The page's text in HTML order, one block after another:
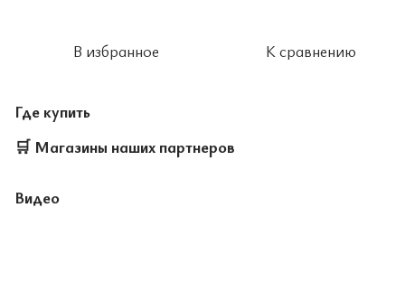
В избранное К сравнению
Где купить
🛒 Магазины наших партнеров
Видео